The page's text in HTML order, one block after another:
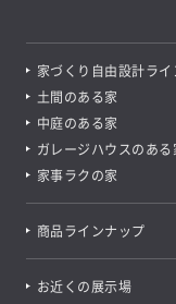
家づくり自由設計ラ
土間のある家
中庭のある家
ガレージハウスのある
家事ラクの家
商品ラインナップ
お近くの展示場